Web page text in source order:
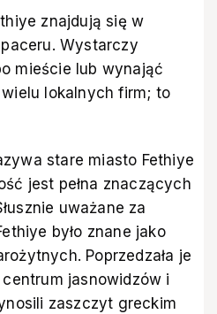
znajdują się w
Wystarczy
mieście lub wynająć
lokalnych firm; to
stare miasto Fethiye
jest pełna znaczących
uważane za
było znane jako
Poprzedzała je
jasnowidzów i
zaszczyt greckim